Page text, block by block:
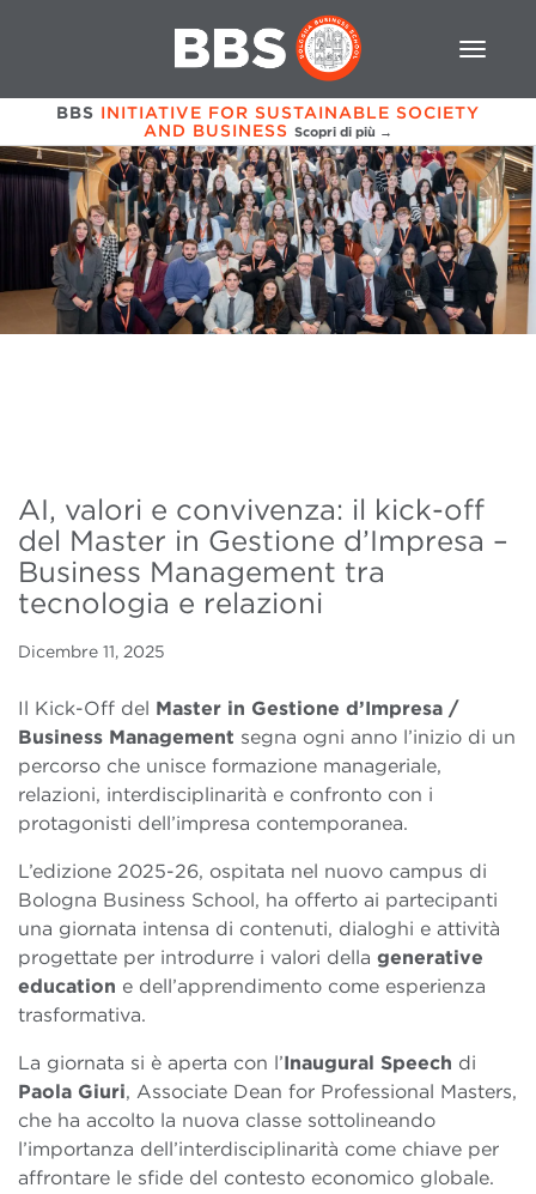
BBS INITIATIVE FOR SUSTAINABLE SOCIETY
AND BUSINESS Scopri di più →
AI, valori e convivenza: il kick-off
del Master in Gestione d’Impresa –
Business Management tra
tecnologia e relazioni
Dicembre 11, 2025
Il Kick-Off del Master in Gestione d’Impresa /
Business Management segna ogni anno l’inizio di un
percorso che unisce formazione manageriale,
relazioni, interdisciplinarità e confronto con i
protagonisti dell’impresa contemporanea.
L’edizione 2025-26, ospitata nel nuovo campus di
Bologna Business School, ha offerto ai partecipanti
una giornata intensa di contenuti, dialoghi e attività
progettate per introdurre i valori della generative
education e dell’apprendimento come esperienza
trasformativa.
La giornata si è aperta con l’Inaugural Speech di
Paola Giuri, Associate Dean for Professional Masters,
che ha accolto la nuova classe sottolineando
l’importanza dell’interdisciplinarità come chiave per
affrontare le sfide del contesto economico globale.